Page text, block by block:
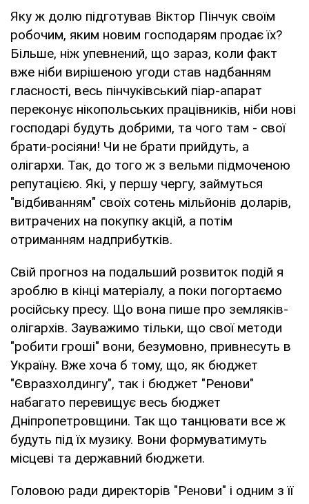
Яку ж долю підготував Віктор Пінчук своїм
робочим, яким новим господарям продає їх?
Більше, ніж упевнений, що зараз, коли факт
вже ніби вирішеною угоди став надбанням
гласності, весь пінчуківський піар-апарат
переконує нікопольських працівників, ніби нові
господарі будуть добрими, та чого там - свої
брати-росіяни! Чи не брати прийдуть, а
олігархи. Так, до того ж з вельми підмоченою
репутацією. Які, у першу чергу, займуться
"відбиванням" своїх сотень мільйонів доларів,
витрачених на покупку акцій, а потім
отриманням надприбутків.
Свій прогноз на подальший розвиток подій я
зроблю в кінці матеріалу, а поки погортаємо
російську пресу. Що вона пише про земляків-
олігархів. Зауважимо тільки, що свої методи
"робити гроші" вони, безумовно, привнесуть в
Україну. Вже хоча б тому, що, як бюджет
"Євразхолдингу", так і бюджет "Ренови"
набагато перевищує весь бюджет
Дніпропетровщини. Так що танцювати все ж
будуть під їх музику. Вони формуватимуть
місцеві та державний бюджети.
Головою ради директорів "Ренови" і одним з її